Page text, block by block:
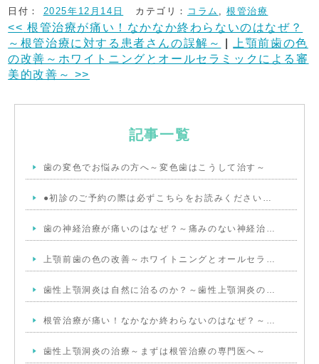
日付： 2025年12月14日 カテゴリ： コラム ,根管治療
<< 根管治療が痛い！なかなか終わらないのはなぜ？
～根管治療に対する患者さんの誤解～
上顎前歯の色
の改善～ホワイトニングとオールセラミックによる審
美的改善～ >>
記事一覧
歯の変色でお悩みの方へ～変色歯はこうして治す～
●初診のご予約の際は必ずこちらをお読みください…
歯の神経治療が痛いのはなぜ？～痛みのない神経治…
上顎前歯の色の改善～ホワイトニングとオールセラ…
歯性上顎洞炎は自然に治るのか？～歯性上顎洞炎の…
根管治療が痛い！なかなか終わらないのはなぜ？～…
歯性上顎洞炎の治療～まずは根管治療の専門医へ～